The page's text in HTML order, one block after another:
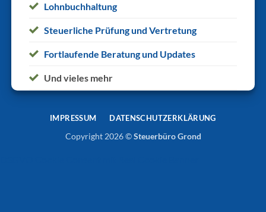
Lohnbuchhaltung
Steuerliche Prüfung und Vertretung
Fortlaufende Beratung und Updates
Und vieles mehr
IMPRESSUM DATENSCHUTZERKLÄRUNG
Copyright 2026 ©Steuerbüro Grond